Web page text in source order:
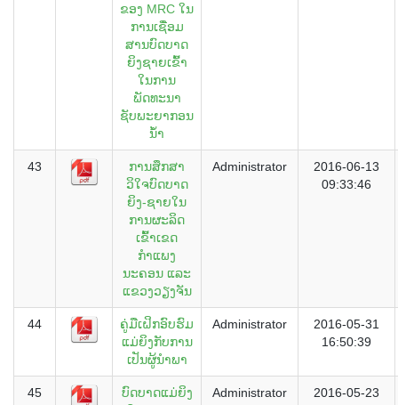
ຂອງ MRC ໃນ
ການເຊື່ອມ
ສານບົດບາດ
ຍິງຊາຍເຂົ້າ
ໃນການ
ພັດທະນາ
ຊັບພະຍາກອນ
ນໍ້າ
43
ການສຶກສາ
ວິໃຈບົດບາດ
ຍິງ-ຊາຍໃນ
ການຜະລິດ
ເຂົ້າເຂດ
ກຳແພງ
ນະຄອນ ແລະ
ແຂວງວຽງຈັນ
Administrator
2016-06-13
09:33:46
44
ຄູ່ມືເຝິກອົບຮົມ
ແມ່ຍິງກັບການ
ເປັນຜູ້ນຳພາ
Administrator
2016-05-31
16:50:39
45
ບົດບາດແມ່ຍິງ
Administrator
2016-05-23